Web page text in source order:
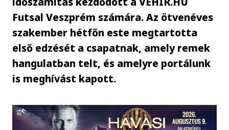
Futsal Veszprém számára. Az ötvenéves
szakember hétfőn este megtartotta
első edzését a csapatnak, amely remek
hangulatban telt, és amelyre portálunk
is meghívást kapott.